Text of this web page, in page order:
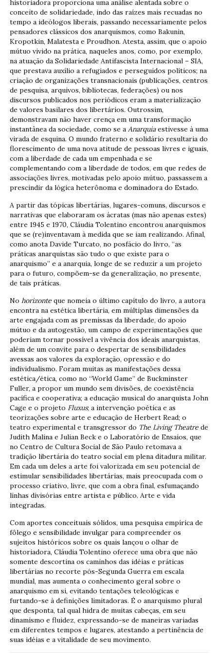
historiadora proporciona uma análise alentada sobre o
conceito de solidariedade, indo das raízes mais recuadas no
tempo a ideólogos liberais, passando necessariamente pelos
pensadores clássicos dos anarquismos, como Bakunin,
Kropotkin, Malatesta e Proudhon. Atesta, assim, que o apoio
mútuo vivido na prática, naqueles anos, como, por exemplo,
na atuação da Solidariedade Antifascista Internacional – SIA,
que prestava auxílio a refugiados e perseguidos políticos; na
criação de organizações transnacionais (publicações, centros
de pesquisa, arquivos, bibliotecas, federações) ou nos
discursos publicados nos periódicos eram a materialização
de valores basilares dos libertários. Outrossim,
demonstravam não haver crença em uma transformação
instantânea da sociedade, como se a Anarquiaestivesse à uma
virada de esquina. O mundo fraterno e solidário resultaria do
florescimento de uma nova atitude de pessoas livres e iguais,
com a liberdade de cada um empenhada e se
complementando com a liberdade de todos, em que redes de
associações livres, motivadas pelo apoio mútuo, passassem a
prescindir da lógica heterônoma e dominadora do Estado.
A partir das tópicas libertárias, lugares-comuns, discursos e
narrativas que elaboraram os ácratas (mas não apenas estes)
entre 1945 e 1970, Cláudia Tolentino encontrou anarquismos
que se (re)inventavam à medida que se iam realizando. Afinal,
como anota Davide Turcato, no posfácio do livro, “as
práticas anarquistas são tudo o que existe para o
anarquismo” e a anarquia, longe de se reduzir a um projeto
para o futuro, compõem-se da generalização, no presente,
de tais práticas.
No horizonte que nomeia o último capítulo do livro, a autora
encontra na estética libertária, em múltiplas dimensões da
arte engajada com as premissas da liberdade, do apoio
mútuo e da autogestão, um campo de experimentações que
poderiam tornar possível a vivência dos ideais anarquistas,
além de um convite para o despertar de sensibilidades
avessas aos valores da exploração, opressão e do
individualismo. Foram muitas as manifestações dessa
estética/ética, como no “World Game” de Buckminster
Fuller, a propor um mundo sem divisões, de coexistência
pacífica e cooperativa; a educação musical do anarquista John
Cage e o projeto Fluxus; a intervenção poética e as
teorizações sobre arte e educação de Herbert Read; o
teatro experimental e transgressor do The Living Theatre de
Judith Malina e Julian Beck e o Laboratório de Ensaios, que
no Centro de Cultura Social de São Paulo retomava a
tradição libertária do teatro social em plena ditadura militar.
Em cada um deles a arte foi valorizada em seu potencial de
estimular sensibilidades libertárias, mais preocupada com o
processo criativo, livre, que com a obra final, esfumaçando
linhas divisórias entre artista e público. Arte e vida
integradas.
Com aportes conceituais sólidos, uma pesquisa empírica de
fôlego e sensibilidade invulgar para compreender os
sujeitos históricos sobre os quais lançou o olhar de
historiadora, Cláudia Tolentino oferece uma obra que não
somente descortina os caminhos das idéias e práticas
libertárias no recorte pós-Segunda Guerra em escala
mundial, mas aumenta o conhecimento geral sobre o
anarquismo em si, evitando tentações teleológicas e
furtando-se à definições limitadoras. É o anarquismo plural
que desponta, tal qual hidra de muitas cabeças, em seu
dinamismo e fluidez, expressando-se de maneiras variadas
em diferentes tempos e lugares, atestando a pertinência de
suas idéias e a vitalidade de seu movimento.